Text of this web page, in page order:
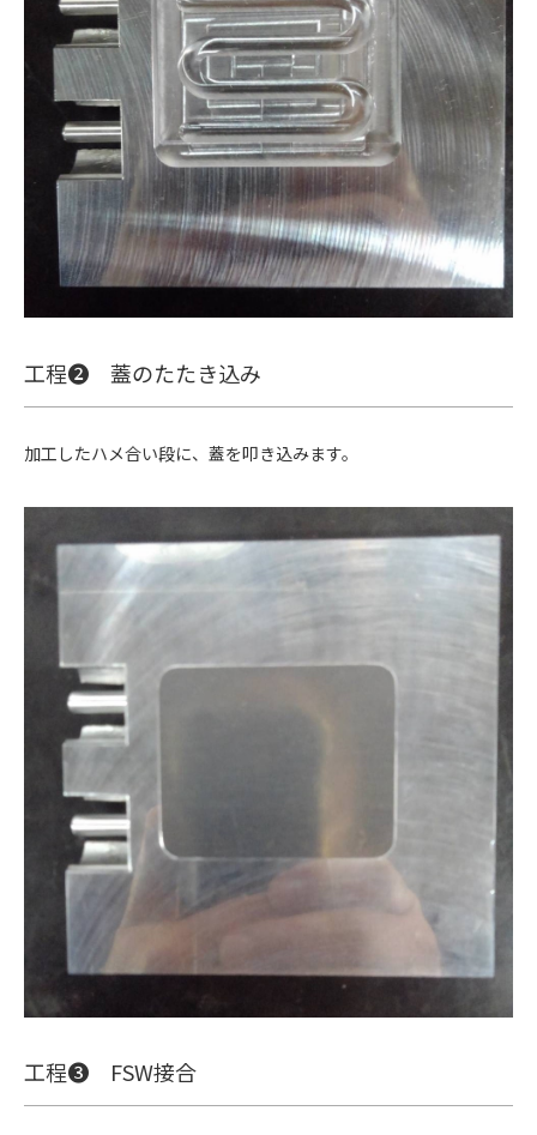
工程❷ 蓋のたたき込み
加工したハメ合い段に、蓋を叩き込みます。
工程❸ FSW接合